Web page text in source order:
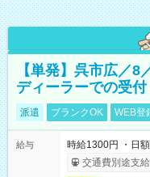
【単発】呉市広／
ディーラーでの受
派遣 ブランクOK WEB登
給与
時給1300円 ・日
交通費別途支